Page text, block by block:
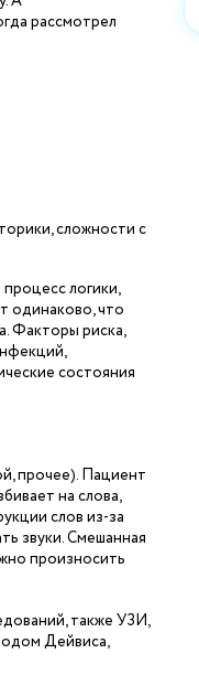
рассмотрел
сложности с
логики,
одинаково, что
Факторы риска,
состояния
прочее). Пациент
на слова,
слов из-за
звуки. Смешанная
произносить
также УЗИ,
Дейвиса,